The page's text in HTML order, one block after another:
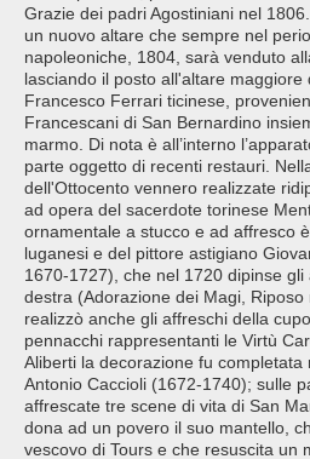
Grazie dei padri Agostiniani nel
un nuovo altare che sempre nel
napoleoniche, 1804, sarà venduto
lasciando il posto all'altare maggiore
Francesco Ferrari ticinese,
Francescani di San Bernardino
marmo. Di nota è all’interno
parte oggetto di recenti restauri.
dell'Ottocento vennero realizzate
ad opera del sacerdote torinese
ornamentale a stucco e ad affresco
luganesi e del pittore astigiano
1670-1727), che nel 1720 dipinse
destra (Adorazione dei Magi,
realizzò anche gli affreschi della
pennacchi rappresentanti le Virtù
Aliberti la decorazione fu completata
Antonio Caccioli (1672-1740); sulle
affrescate tre scene di vita di San
dona ad un povero il suo mantello,
vescovo di Tours e che resuscita un